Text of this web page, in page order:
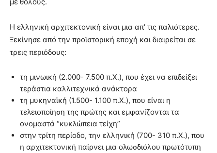
Η ελληνική αρχιτεκτονική είναι μια απ’ τις παλιότερες.
Ξεκίνησε από την προϊστορική εποχή και διαιρείται σε
τρεις περιόδους:
τη μινωική (2.000- 7.500 π.Χ.), που έχει να επιδείξει
τεράστια καλλιτεχνικά ανάκτορα
τη μυκηναϊκή (1.500- 1.100 π.Χ.), που είναι η
τελειοποίηση της πρώτης και εμφανίζονται τα
ονομαστά “κυκλώπεια τείχη”
στην τρίτη περίοδο, την ελληνική (700- 310 π.Χ.), που
η αρχιτεκτονική παίρνει μια ολωσδιόλου πρωτότυπη